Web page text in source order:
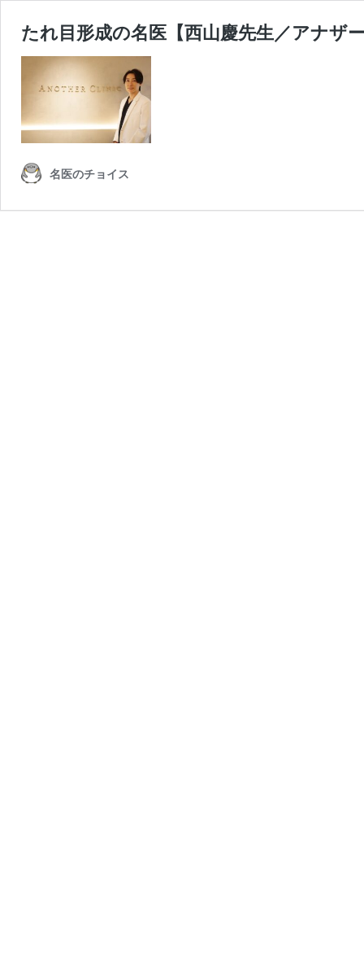
たれ目形成の名医【西山慶先生／アナザ
名医のチョイス